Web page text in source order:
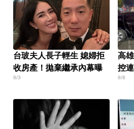
台玻夫人長子輕生 媳婦拒
收房產！拋棄繼承內幕曝
8/3
高
控
8/8